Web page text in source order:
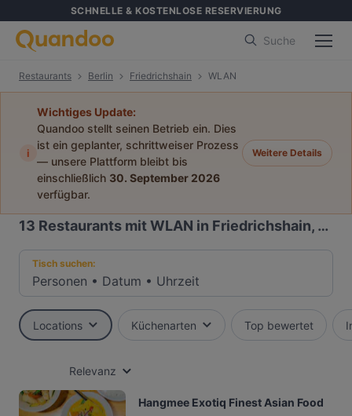
SCHNELLE & KOSTENLOSE RESERVIERUNG
Suche
Restaurants Berlin Friedrichshain WLAN
i
Wichtiges Update:
Quandoo stellt seinen Betrieb ein. Dies
ist ein geplanter, schrittweiser Prozess
— unsere Plattform bleibt bis
einschließlich 30. September 2026
verfügbar.
Weitere Details
13 Restaurants mit WLAN in Friedrichshain, Berlin
Tisch suchen:
Personen • Datum • Uhrzeit
Locations Küchenarten Top bewertet
Relevanz
Hangmee Exotiq Finest Asian Food